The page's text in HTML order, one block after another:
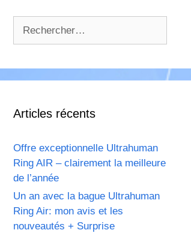
Articles récents
Offre exceptionnelle Ultrahuman
Ring AIR – clairement la meilleure
de l’année
Un an avec la bague Ultrahuman
Ring Air: mon avis et les
nouveautés + Surprise